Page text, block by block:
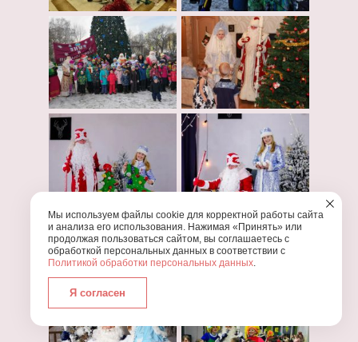
Мы используем файлы cookie для корректной работы сайта
и анализа его использования. Нажимая «Принять» или
продолжая пользоваться сайтом, вы соглашаетесь с
обработкой персональных данных в соответствии с
Политикой обработки персональных данных.
Я согласен